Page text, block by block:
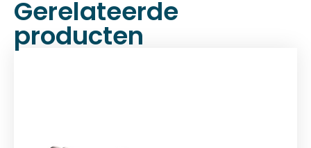
Gerelateerde
producten